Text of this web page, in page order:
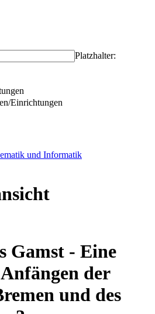
Platzhalter:
Einrichtungen
und Informatik
Gamst - Eine
der
und des